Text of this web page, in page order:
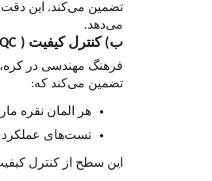
تضمین می‌کند. این دقت
می‌دهد.
ب) کنترل کیفیت (
فرهنگ مهندسی در کره،
تضمین می‌کند که:
هر المان نقره
تست‌های عملکردی
این سطح از کنترل